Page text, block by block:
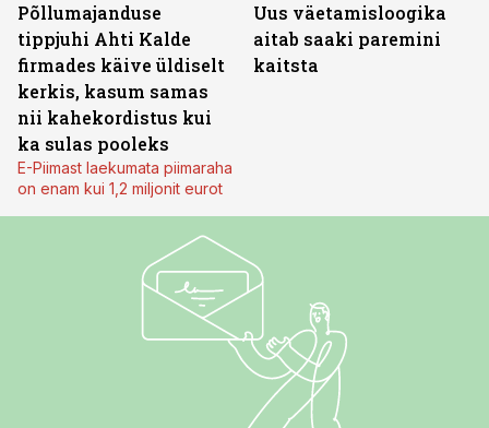
Põllumajanduse
tippjuhi Ahti Kalde
firmades käive üldiselt
kerkis, kasum samas
nii kahekordistus kui
ka sulas pooleks
E-Piimast laekumata piimaraha
on enam kui 1,2 miljonit eurot
Uus väetamisloogika
aitab saaki paremini
kaitsta